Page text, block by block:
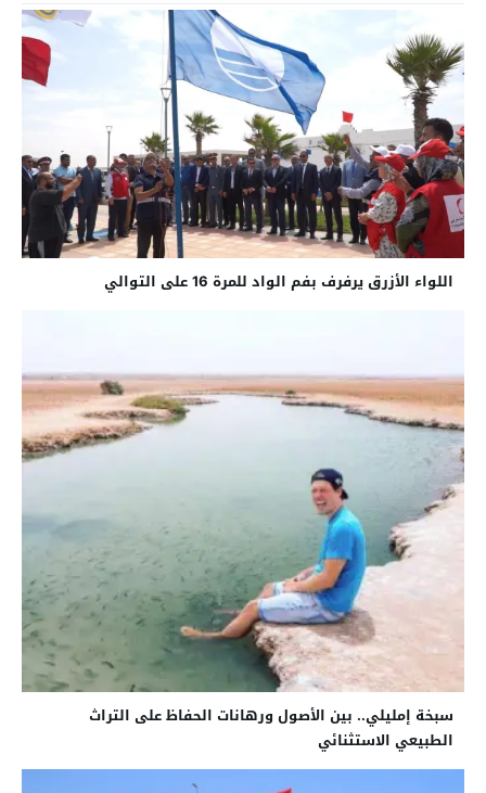
اللواء الأزرق يرفرف بفم الواد للمرة 16 على التوالي
سبخة إمليلي.. بين الأصول ورهانات الحفاظ على التراث
الطبيعي الاستثنائي